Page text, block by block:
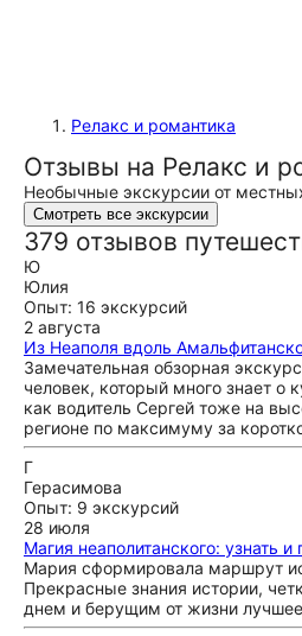
Релакс и романтика
Отзывы на Релакс и
Необычные экскурсии от
Смотреть все экскурсии
379 отзывов
Ю
Юлия
Опыт: 16 экскурсий
2 августа
Из Неаполя вдоль
Замечательная обзорная
человек, который много знает о
как водитель Сергей тоже на
регионе по максимуму за
Г
Герасимова
Опыт: 9 экскурсий
28 июля
Магия неаполитанского: узнать
Мария сформировала маршрут
Прекрасные знания истории,
днем и берущим от жизни